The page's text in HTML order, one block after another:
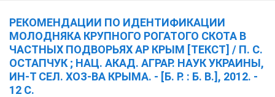
РЕКОМЕНДАЦИИ ПО ИДЕНТИФИКАЦИИ
МОЛОДНЯКА КРУПНОГО РОГАТОГО СКОТА В
ЧАСТНЫХ ПОДВОРЬЯХ АР КРЫМ [ТЕКСТ] / П. С.
ОСТАПЧУК ; НАЦ. АКАД. АГРАР. НАУК УКРАИНЫ,
ИН-Т СЕЛ. ХОЗ-ВА КРЫМА. - [Б. Р. : Б. В.], 2012. -
12 С.